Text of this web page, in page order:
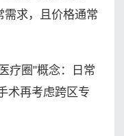
需求，且价格通常
疗圈"概念：日常
术再考虑跨区专